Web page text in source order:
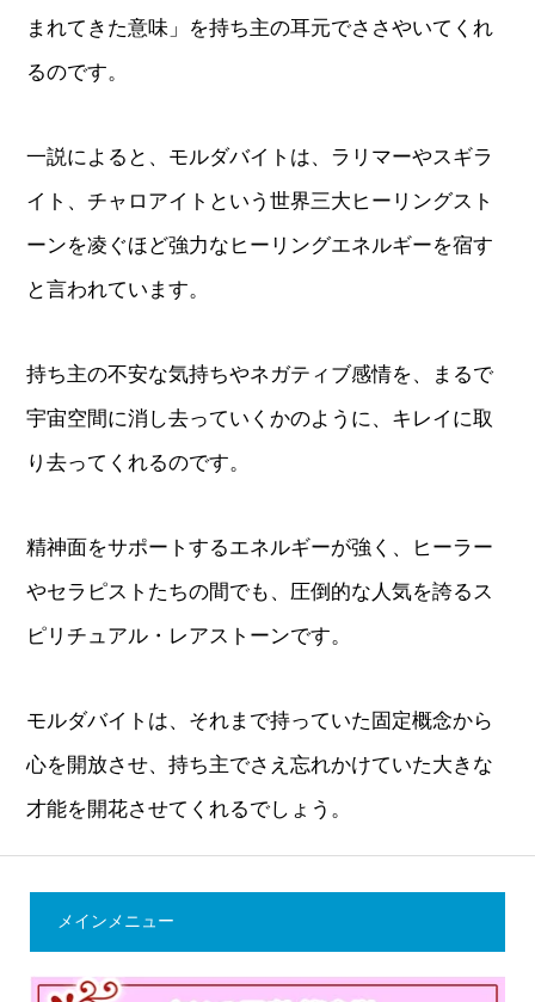
まれてきた意味」を持ち主の耳元でささやいてくれ
るのです。
一説によると、モルダバイトは、ラリマーやスギラ
イト、チャロアイトという世界三大ヒーリングスト
ーンを凌ぐほど強力なヒーリングエネルギーを宿す
と言われています。
持ち主の不安な気持ちやネガティブ感情を、まるで
宇宙空間に消し去っていくかのように、キレイに取
り去ってくれるのです。
精神面をサポートするエネルギーが強く、ヒーラー
やセラピストたちの間でも、圧倒的な人気を誇るス
ピリチュアル・レアストーンです。
モルダバイトは、それまで持っていた固定概念から
心を開放させ、持ち主でさえ忘れかけていた大きな
才能を開花させてくれるでしょう。
メインメニュー